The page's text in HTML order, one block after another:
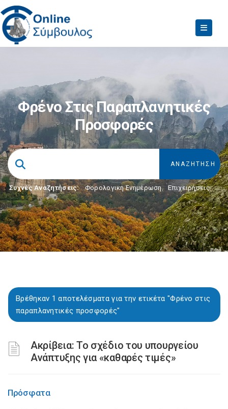
Φρένο Στις Παραπλανητικές
Προσφορές
Συχνές Αναζητήσεις: Φορολογικη Ενημέρωση, Επιχειρήσεις
Βρέθηκαν 1 αποτελέσματα για την ετικέτα "Φρένο στις
παραπλανητικές προσφορές"
Ακρίβεια: Το σχέδιο του υπουργείου
Ανάπτυξης για «καθαρές τιμές»
Πρόσφατα